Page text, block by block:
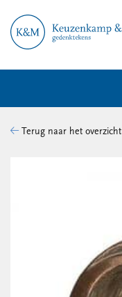
Terug naar het overzicht